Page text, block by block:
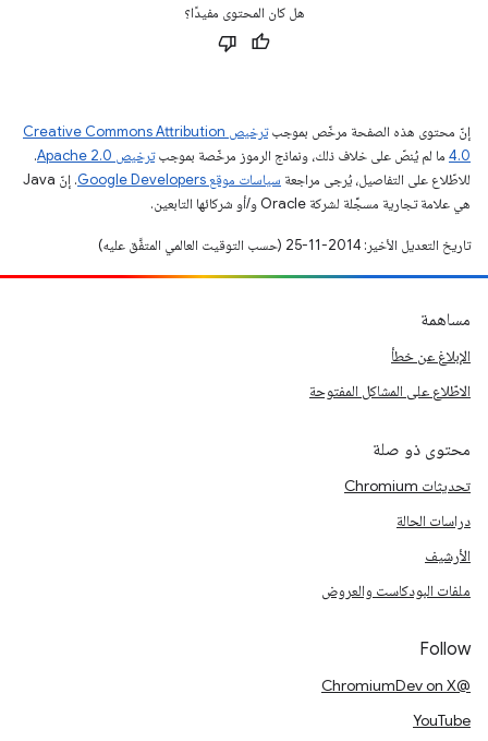
هل كان المحتوى مفيدًا؟
إنّ محتوى هذه الصفحة مرخّص بموجب
ترخيص Creative Commons Attribution
4.0‏ ما لم يُنصّ على خلاف ذلك، ونماذج الرموز مرخّصة بموجبترخيص Apache 2.0‏
.
للاطّلاع على التفاصيل، يُرجى مراجعة سياسات موقع Google Developers‏
. إنّ Java
هي علامة تجارية مسجَّلة لشركة Oracle و/أو شركائها التابعين.
تاريخ التعديل الأخير: 2014-11-25 (حسب التوقيت العالمي المتفَّق عليه)
مساهمة
الإبلاغ عن خطأ
الاطّلاع على المشاكل المفتوحة
محتوى ذو صلة
تحديثات Chromium
دراسات الحالة
الأرشيف
ملفات البودكاست والعروض
Follow
@ChromiumDev on X
YouTube